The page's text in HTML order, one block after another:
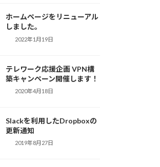
ホームページをリニューアル
しました。
2022年1月19日
テレワーク応援企画 VPN構
築キャンペーン開催します！
2020年4月18日
Slackを利用したDropboxの
更新通知
2019年8月27日